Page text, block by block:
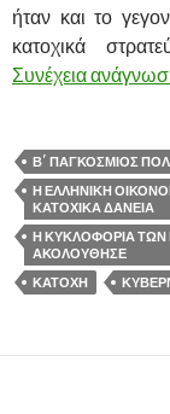
ήταν και το
κατοχικά
Συνέχεια
Β΄ ΠΑΓΚΟΣΜΙΟΣ
Η ΕΛΛΗΝΙΚΗ
ΚΑΤΟΧΙΚΑ ΔΑΝΕΙΑ
Η ΚΥΚΛΟΦΟΡΙΑ ΤΩΝ
ΑΚΟΛΟΥΘΗΣΕ
ΚΑΤΟΧΗ